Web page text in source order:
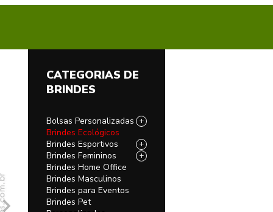
CATEGORIAS DE
BRINDES
Bolsas Personalizadas +
Brindes Ecológicos
Brindes Esportivos
+
Brindes Femininos +
Brindes Home Office
Brindes Masculinos
Brindes para Eventos
Brindes Pet